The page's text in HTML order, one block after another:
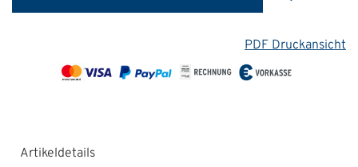
PDF Druckansicht
Artikeldetails